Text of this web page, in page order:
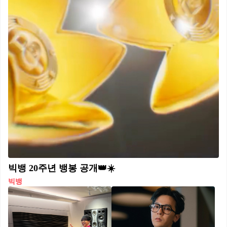
빅뱅 20주년 뱅봉 공개👑☀️
빅뱅